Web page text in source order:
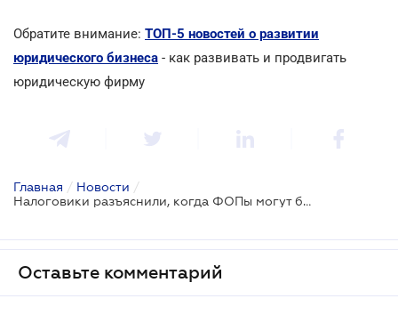
Обратите внимание: ТОП-5 новостей о развитии
юридического бизнеса - как развивать и продвигать
юридическую фирму
Главная / Новости /
Налоговики разъяснили, когда ФОПы могут быть плательщиками единого налога I - III группы
Оставьте комментарий